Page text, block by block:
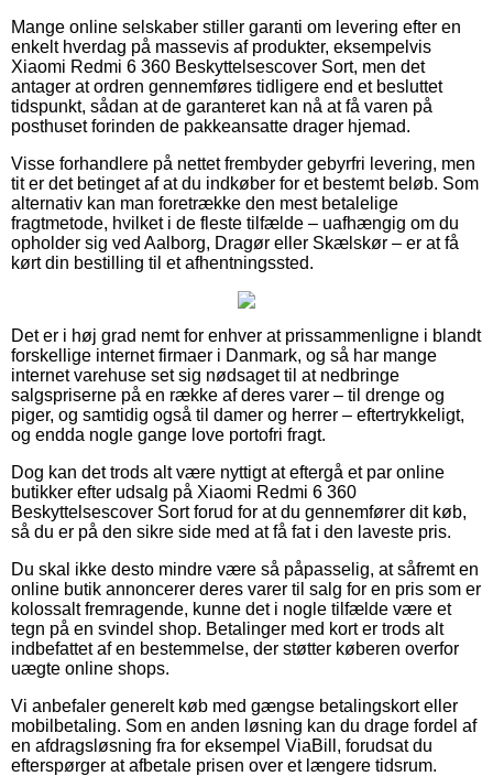
Mange online selskaber stiller garanti om levering efter en
enkelt hverdag på massevis af produkter, eksempelvis
Xiaomi Redmi 6 360 Beskyttelsescover Sort, men det
antager at ordren gennemføres tidligere end et besluttet
tidspunkt, sådan at de garanteret kan nå at få varen på
posthuset forinden de pakkeansatte drager hjemad.
Visse forhandlere på nettet frembyder gebyrfri levering, men
tit er det betinget af at du indkøber for et bestemt beløb. Som
alternativ kan man foretrække den mest betalelige
fragtmetode, hvilket i de fleste tilfælde – uafhængig om du
opholder sig ved Aalborg, Dragør eller Skælskør – er at få
kørt din bestilling til et afhentningssted.
Det er i høj grad nemt for enhver at prissammenligne i blandt
forskellige internet firmaer i Danmark, og så har mange
internet varehuse set sig nødsaget til at nedbringe
salgspriserne på en række af deres varer – til drenge og
piger, og samtidig også til damer og herrer – eftertrykkeligt,
og endda nogle gange love portofri fragt.
Dog kan det trods alt være nyttigt at eftergå et par online
butikker efter udsalg på Xiaomi Redmi 6 360
Beskyttelsescover Sort forud for at du gennemfører dit køb,
så du er på den sikre side med at få fat i den laveste pris.
Du skal ikke desto mindre være så påpasselig, at såfremt en
online butik annoncerer deres varer til salg for en pris som er
kolossalt fremragende, kunne det i nogle tilfælde være et
tegn på en svindel shop. Betalinger med kort er trods alt
indbefattet af en bestemmelse, der støtter køberen overfor
uægte online shops.
Vi anbefaler generelt køb med gængse betalingskort eller
mobilbetaling. Som en anden løsning kan du drage fordel af
en afdragsløsning fra for eksempel ViaBill, forudsat du
efterspørger at afbetale prisen over et længere tidsrum.